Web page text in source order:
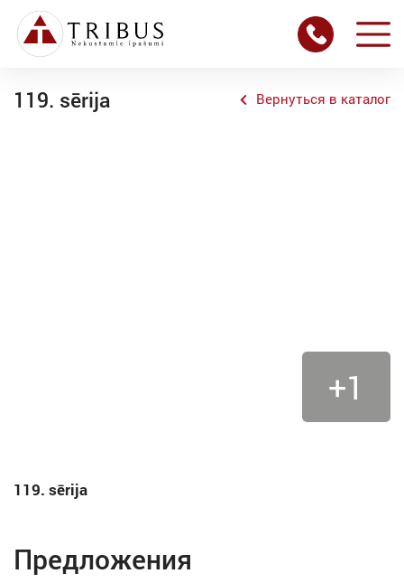
119. sērija Вернуться в каталог
+1
119. sērija
Предложения